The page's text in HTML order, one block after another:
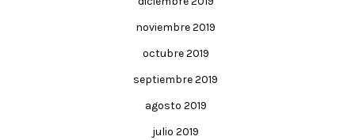
noviembre 2019
octubre 2019
septiembre 2019
agosto 2019
julio 2019